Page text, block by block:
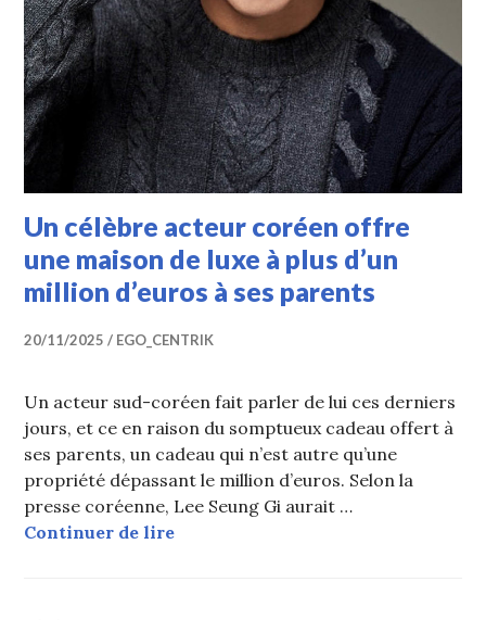
Un célèbre acteur coréen offre
une maison de luxe à plus d’un
million d’euros à ses parents
20/11/2025 EGO_CENTRIK
Un acteur sud-coréen fait parler de lui ces derniers
jours, et ce en raison du somptueux cadeau offert à
ses parents, un cadeau qui n’est autre qu’une
propriété dépassant le million d’euros. Selon la
presse coréenne, Lee Seung Gi aurait …
Continuer de lireUn célèbre acteur coréen offre une